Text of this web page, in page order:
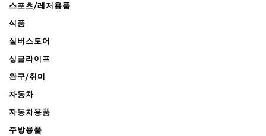
스포츠/레저용품
식품
실버스토어
싱글라이프
완구/취미
자동차
자동차용품
주방용품